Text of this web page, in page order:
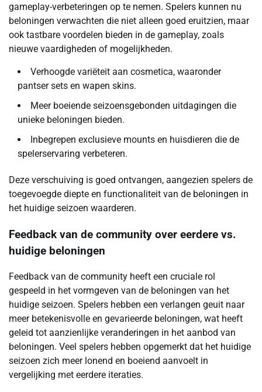
gameplay-verbeteringen op te nemen. Spelers kunnen nu
beloningen verwachten die niet alleen goed eruitzien, maar
ook tastbare voordelen bieden in de gameplay, zoals
nieuwe vaardigheden of mogelijkheden.
Verhoogde variëteit aan cosmetica, waaronder
pantser sets en wapen skins.
Meer boeiende seizoensgebonden uitdagingen die
unieke beloningen bieden.
Inbegrepen exclusieve mounts en huisdieren die de
spelerservaring verbeteren.
Deze verschuiving is goed ontvangen, aangezien spelers de
toegevoegde diepte en functionaliteit van de beloningen in
het huidige seizoen waarderen.
Feedback van de community over eerdere vs.
huidige beloningen
Feedback van de community heeft een cruciale rol
gespeeld in het vormgeven van de beloningen van het
huidige seizoen. Spelers hebben een verlangen geuit naar
meer betekenisvolle en gevarieerde beloningen, wat heeft
geleid tot aanzienlijke veranderingen in het aanbod van
beloningen. Veel spelers hebben opgemerkt dat het huidige
seizoen zich meer lonend en boeiend aanvoelt in
vergelijking met eerdere iteraties.